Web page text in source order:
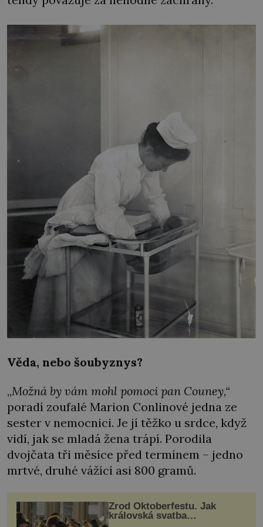
Věda, nebo šoubyznys?
„Možná by vám mohl pomoci pan Couney,“
poradí zoufalé Marion Conlinové jedna ze
sester v nemocnici. Je jí těžko u srdce, když
vidí, jak se mladá žena trápí. Porodila
dvojčata tři měsíce před termínem – jedno
mrtvé, druhé vážící asi 800 gramů.
Zrod Oktoberfestu. Jak
královská svatba